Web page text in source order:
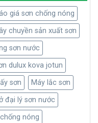
giá sơn chống nóng
chuyền sản xuất sơn
sơn nước
dulux kova jotun
sơn
Máy lắc sơn
đại lý sơn nước
nóng